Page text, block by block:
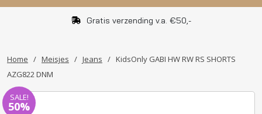
Gratis verzending v.a. €50,-
Home / Meisjes / Jeans / KidsOnly GABI HW RW RS SHORTS
AZG822 DNM
SALE!
50%